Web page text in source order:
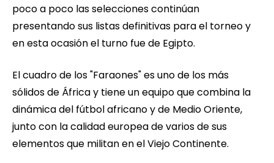
poco a poco las selecciones continúan
presentando sus listas definitivas para el torneo y
en esta ocasión el turno fue de Egipto.
El cuadro de los "Faraones" es uno de los más
sólidos de África y tiene un equipo que combina la
dinámica del fútbol africano y de Medio Oriente,
junto con la calidad europea de varios de sus
elementos que militan en el Viejo Continente.